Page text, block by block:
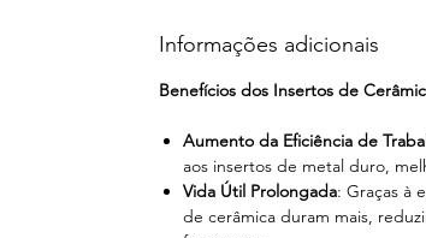
Informações adicionais
Benefícios dos Insertos de
Aumento da Eficiência de
aos insertos de metal duro,
Vida Útil Prolongada: Graças à
de cerâmica duram mais,